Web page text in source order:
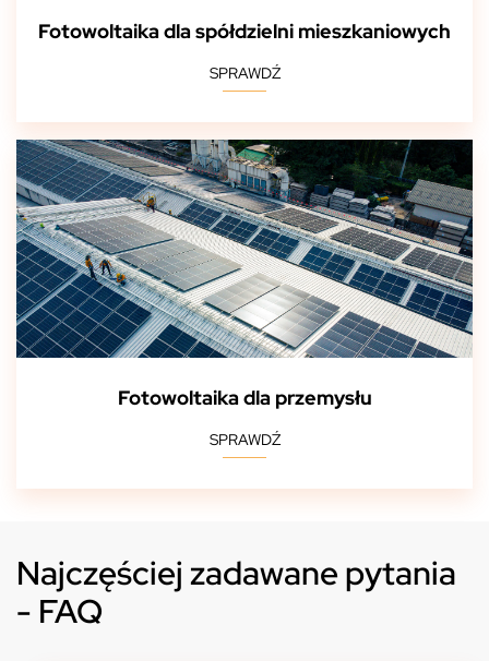
Fotowoltaika dla spółdzielni mieszkaniowych
SPRAWDŹ
Fotowoltaika dla przemysłu
SPRAWDŹ
Najczęściej zadawane pytania
- FAQ